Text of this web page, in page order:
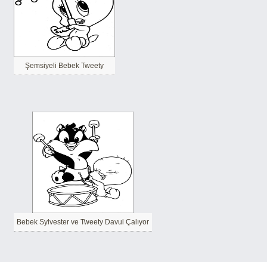
Şemsiyeli Bebek Tweety
Bebek Sylvester ve Tweety Davul Çalıyor